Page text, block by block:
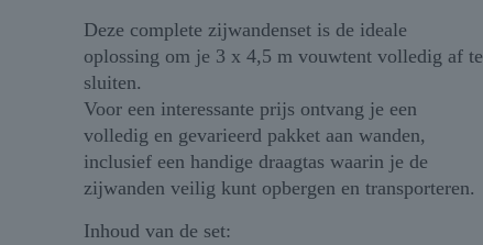
Deze complete zijwandenset is de ideale
oplossing om je 3 x 4,5 m vouwtent volledig af te
sluiten.
Voor een interessante prijs ontvang je een
volledig en gevarieerd pakket aan wanden,
inclusief een handige draagtas waarin je de
zijwanden veilig kunt opbergen en transporteren.
Inhoud van de set: